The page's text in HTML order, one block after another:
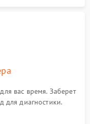
вас время. Заберет
для диагностики.